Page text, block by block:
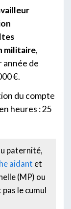
militaire,
année de
€.
du compte
heures : 25
paternité,
aidant et
(MP) ou
le cumul